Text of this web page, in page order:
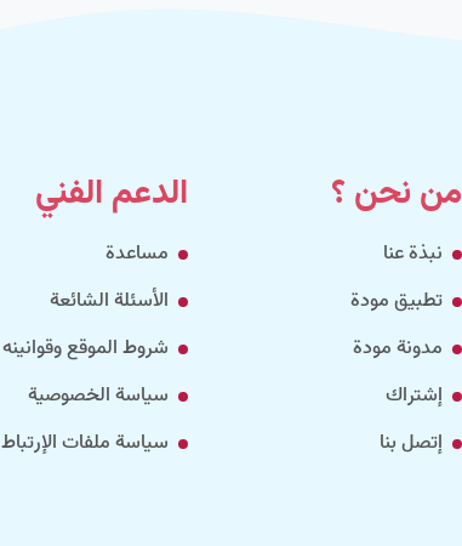
من نحن ؟
نبذة عنا
تطبيق مودة
مدونة مودة
إشتراك
إتصل بنا
الدعم الفني
مساعدة
الأسئلة الشائعة
شروط الموقع وقوانينه
سياسة الخصوصية
سياسة ملفات الإرتباط